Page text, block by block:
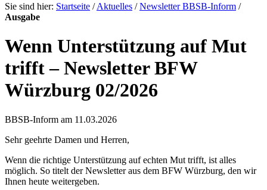
Sie sind hier: Startseite /Aktuelles /Newsletter BBSB-Inform /
Ausgabe
Wenn Unterstützung auf Mut
trifft – Newsletter BFW
Würzburg 02/2026
BBSB-Inform am 11.03.2026
Sehr geehrte Damen und Herren,
Wenn die richtige Unterstützung auf echten Mut trifft, ist alles
möglich. So titelt der Newsletter aus dem BFW Würzburg, den wir
Ihnen heute weitergeben.